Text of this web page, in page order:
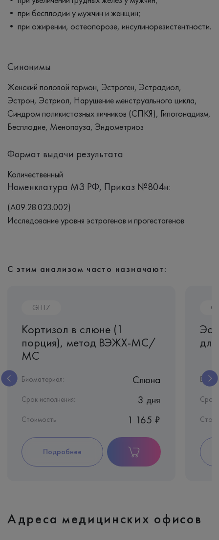
• при бесплодии у мужчин и женщин;
• при ожирении, остеопорозе, инсулинорезистентности.
Синонимы
Женский половой гормон, Эстроген, Эстрадиол,
Эстрон, Эстриол, Нарушение менструального цикла,
Синдром поликистозных яичников (СПКЯ), Гипогонадизм,
Бесплодие, Менопауза, Эндометриоз
Формат выдачи результата
Количественный
Номенклатура МЗ РФ, Приказ №804н:
(A09.28.023.002)
Исследование уровня эстрогенов и прогестагенов
С этим анализом часто назначают:
GH17
Кортизол в слюне (1
порция), метод ВЭЖХ-МС/
МС
Биоматериал: Слюна
Срок исполнения: 3 дня
Стоимость 1 165 ₽
Подробнее
Срок
Адреса медицинских офисов